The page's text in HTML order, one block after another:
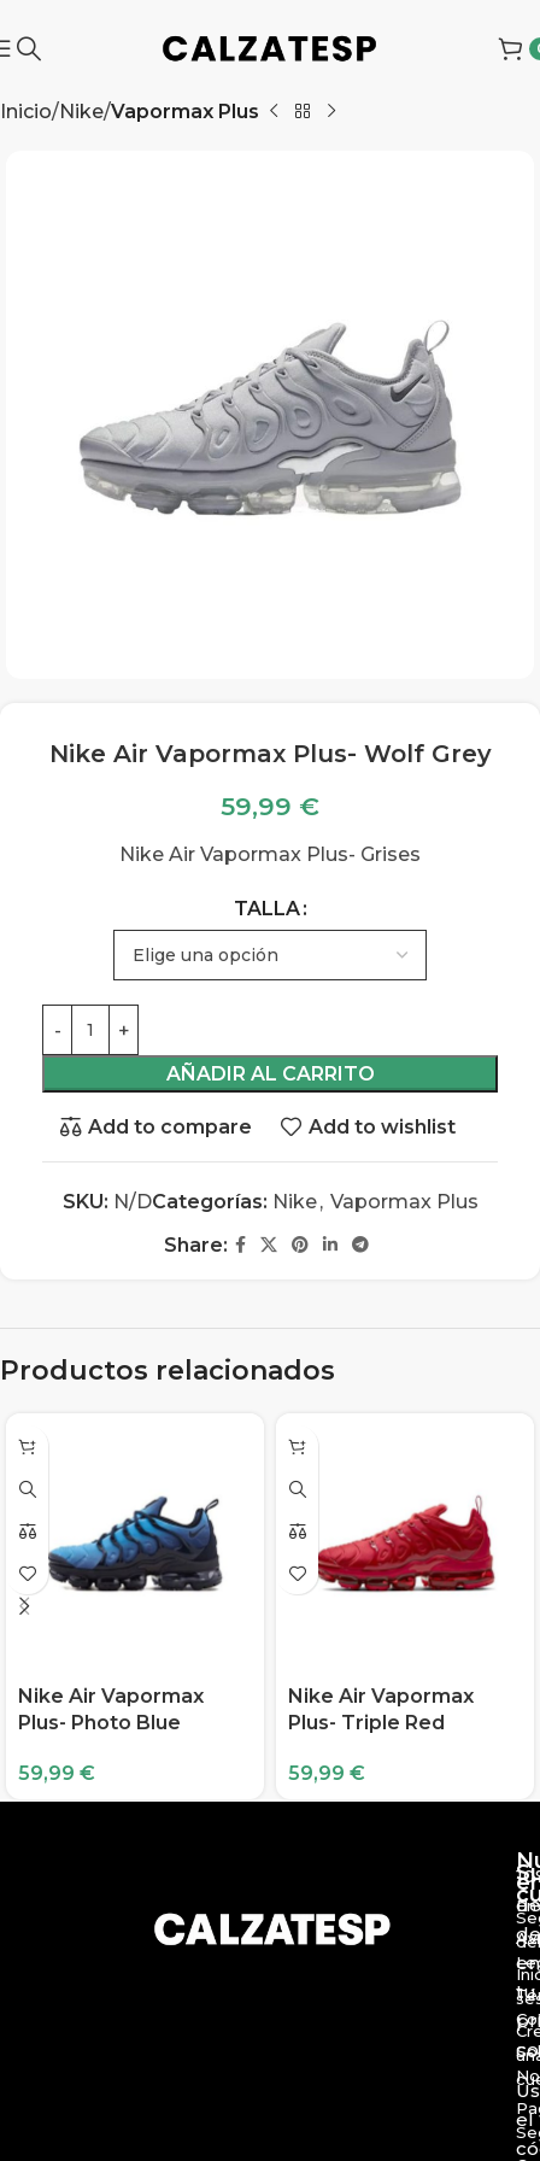
Inicio Nike Vapormax Plus
Nike Air Vapormax Plus- Wolf Grey
59,99 €
Nike Air Vapormax Plus- Grises
TALLA
AÑADIR AL CARRITO
Add to compare Add to wishlist
SKU: N/DCategorías: Nike, Vapormax Plus
Share:
Productos relacionados
Nike Air Vapormax
Plus- Photo Blue
59,99 €
Nike Air Vapormax
Plus- Triple Red
59,99 €
de
en
tu
el